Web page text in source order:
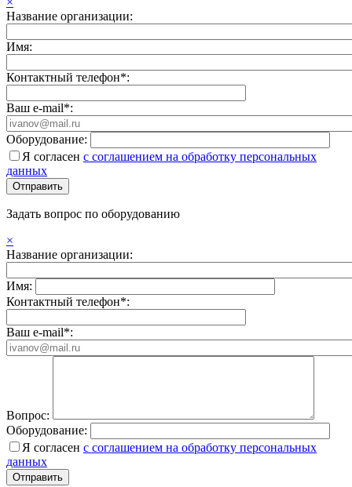
Название организации:
Имя:
Контактный телефон*:
Ваш e-mail*:
Оборудование:
Я согласен с соглашением на обработку персональных
данных
Задать вопрос по оборудованию
×
Название организации:
Имя:
Контактный телефон*:
Ваш e-mail*:
Вопрос:
Оборудование:
Я согласен с соглашением на обработку персональных
данных